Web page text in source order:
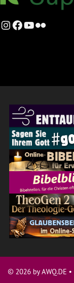
Instagram
Facebook
YouTube
Flickr
© 2026 by AWQ.DE •